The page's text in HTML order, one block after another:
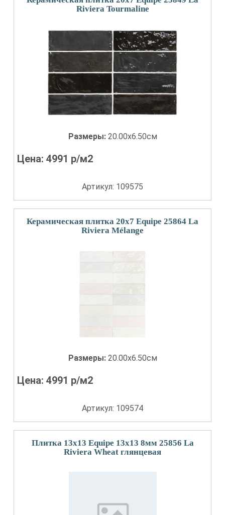
Riviera Tourmaline
Размеры: 20.00x6.50см
Цена:4991 р/м2
Артикул: 109575
Керамическая плитка 20x7 Equipe 25864 La
Riviera Mélange
Размеры: 20.00x6.50см
Цена:4991 р/м2
Артикул: 109574
Плитка 13x13 Equipe 13x13 8мм 25856 La
Riviera Wheat глянцевая